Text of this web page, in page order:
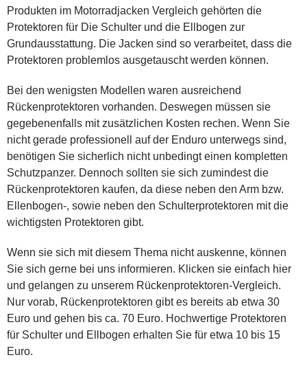
Produkten im Motorradjacken Vergleich gehörten die
Protektoren für Die Schulter und die Ellbogen zur
Grundausstattung. Die Jacken sind so verarbeitet, dass die
Protektoren problemlos ausgetauscht werden können.
Bei den wenigsten Modellen waren ausreichend
Rückenprotektoren vorhanden. Deswegen müssen sie
gegebenenfalls mit zusätzlichen Kosten rechen. Wenn Sie
nicht gerade professionell auf der Enduro unterwegs sind,
benötigen Sie sicherlich nicht unbedingt einen kompletten
Schutzpanzer. Dennoch sollten sie sich zumindest die
Rückenprotektoren kaufen, da diese neben den Arm bzw.
Ellenbogen-, sowie neben den Schulterprotektoren mit die
wichtigsten Protektoren gibt.
Wenn sie sich mit diesem Thema nicht auskenne, können
Sie sich gerne bei uns informieren. Klicken sie einfach hier
und gelangen zu unserem Rückenprotektoren-Vergleich.
Nur vorab, Rückenprotektoren gibt es bereits ab etwa 30
Euro und gehen bis ca. 70 Euro. Hochwertige Protektoren
für Schulter und Ellbogen erhalten Sie für etwa 10 bis 15
Euro.